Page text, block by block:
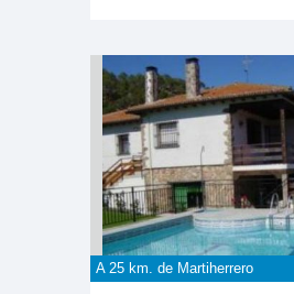
A 25 km. de Martiherrero